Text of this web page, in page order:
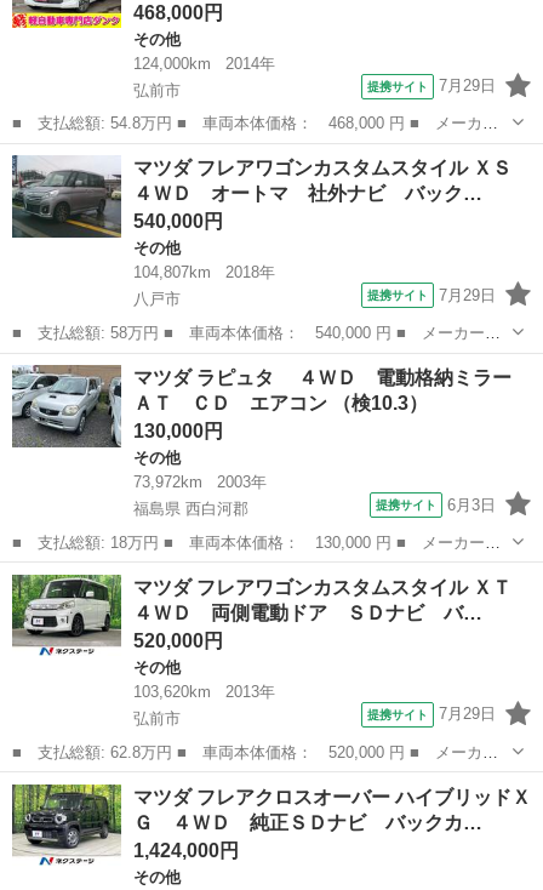
468,000円
その他
124,000km
2014年
弘前市
提携サイト 7月29日
■ 支払総額: 54.8万円 ■ 車両本体価格： 468,000 円 ■ メーカー
名： マツダ ■ 車種名： フレアワゴンカスタムスタイル ■ グレ
ード名： ＸＴ ２年保証 ４ＷＤ ＣＶＴ ナビ 両側電動スライ
ドドア シー...
青森 弘前市 その他
マツダ フレアワゴンカスタムスタイル ＸＳ
４ＷＤ オートマ 社外ナビ バック…
540,000円
その他
104,807km
2018年
八戸市
提携サイト 7月29日
■ 支払総額: 58万円 ■ 車両本体価格： 540,000 円 ■ メーカー
名： マツダ ■ 車種名： フレアワゴンカスタムスタイル ■ グレ
ード名： ＸＳ ４ＷＤ オートマ 社外ナビ バックカメラ デュ
アルブレーキサポ...
青森 八戸市 その他
マツダ ラピュタ ４ＷＤ 電動格納ミラー
ＡＴ ＣＤ エアコン （検10.3）
130,000円
その他
73,972km
2003年
福島県 西白河郡
提携サイト 6月3日
■ 支払総額: 18万円 ■ 車両本体価格： 130,000 円 ■ メーカー
名： マツダ ■ 車種名： ラピュタ ■ グレード名： ４ＷＤ
電動格納ミラー ＡＴ ＣＤ エアコン ■ 排気量： 660cc ■ ドア
枚数：...
福島 西白河郡 その他
マツダ フレアワゴンカスタムスタイル ＸＴ
４ＷＤ 両側電動ドア ＳＤナビ バ…
520,000円
その他
103,620km
2013年
弘前市
提携サイト 7月29日
■ 支払総額: 62.8万円 ■ 車両本体価格： 520,000 円 ■ メーカー
名： マツダ ■ 車種名： フレアワゴンカスタムスタイル ■ グレ
ード名： ＸＴ ４ＷＤ 両側電動ドア ＳＤナビ バックカメラ
禁煙車 ドラ...
青森 弘前市 その他
マツダ フレアクロスオーバー ハイブリッドＸ
Ｇ ４ＷＤ 純正ＳＤナビ バックカ…
1,424,000円
その他